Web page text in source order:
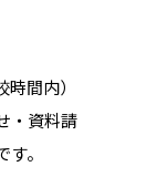
間内）
・資料請
。